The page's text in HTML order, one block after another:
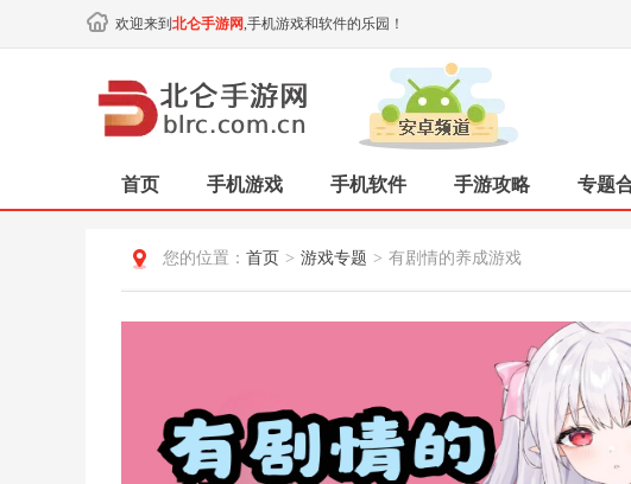
欢迎来到 北仑手游网,手机游戏和软件的乐园！
首页 手机游戏 手机软件 手游攻略 专题
您的位置： 首页 > 游戏专题 > 有剧情的养成游戏